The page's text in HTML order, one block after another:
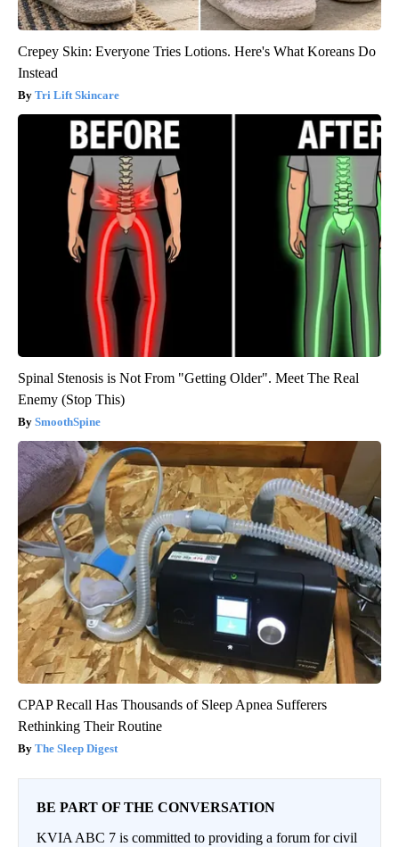
Crepey Skin: Everyone Tries Lotions. Here's What Koreans Do
Instead
Tri Lift Skincare
Spinal Stenosis is Not From "Getting Older". Meet The Real
Enemy (Stop This)
SmoothSpine
CPAP Recall Has Thousands of Sleep Apnea Sufferers
Rethinking Their Routine
The Sleep Digest
BE PART OF THE CONVERSATION
KVIA ABC 7 is committed to providing a forum for civil